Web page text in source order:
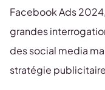
Facebook Ads
grandes
des social media
stratégie